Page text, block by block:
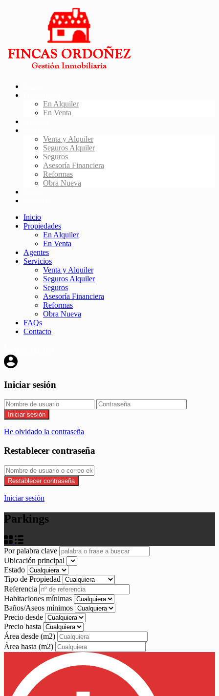
En Alquiler
En Venta
Venta y Alquiler
Seguros Alquiler
Seguros
Asesoría Financiera
Reformas
Obra Nueva
Inicio
Propiedades
En Alquiler
En Venta
Agentes
Servicios
Venta y Alquiler
Seguros Alquiler
Seguros
Asesoría Financiera
Reformas
Obra Nueva
FAQs
Contacto
Iniciar sesión
Iniciar sesión
He olvidado la contraseña
Restablecer contraseña
Restablecer contraseña
Iniciar sesión
Parkings
Por palabra clave
Ubicación principal
Estado
Tipo de Propiedad
Referencia
Habitaciones mínimas
Baños/Aseos mínimos
Precio desde
Precio hasta
Área desde (m2)
Área hasta (m2)